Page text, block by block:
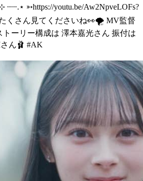
┈┈.⋆ ➳https://youtu.be/Aw2NpveLOFs?
くさん見てくださいね👀🌪️ MV監督
ーリー構成は 澤本嘉光さん 振付は
ん🩰 #AK